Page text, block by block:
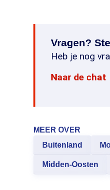
Vragen?
Heb je nog
Naar de chat
MEER OVER
Buitenland
Midden-Oosten